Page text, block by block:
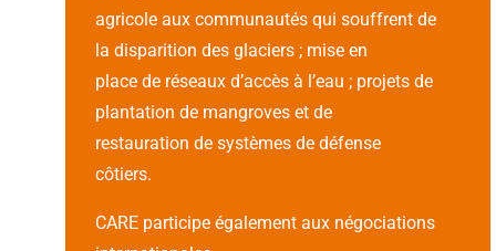
agricole aux communautés qui souffrent de
la disparition des glaciers ; mise en
place de réseaux d’accès à l’eau ; projets de
plantation de mangroves et de
restauration de systèmes de défense
côtiers.
CARE participe également aux négociations